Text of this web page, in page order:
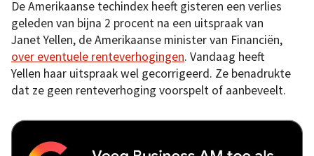
De Amerikaanse techindex heeft gisteren een verlies
geleden van bijna 2 procent na een uitspraak van
Janet Yellen, de Amerikaanse minister van Financiën,
over eventuele renteverhogingen. Vandaag heeft
Yellen haar uitspraak wel gecorrigeerd. Ze benadrukte
dat ze geen renteverhoging voorspelt of aanbeveelt.